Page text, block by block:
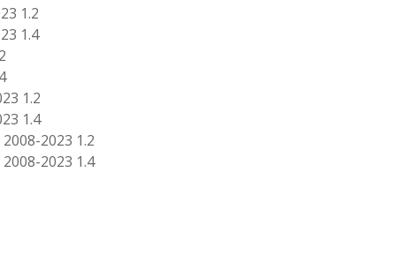
1.2
1.4
1.2
1.4
2023 1.2
2008-2023 1.4